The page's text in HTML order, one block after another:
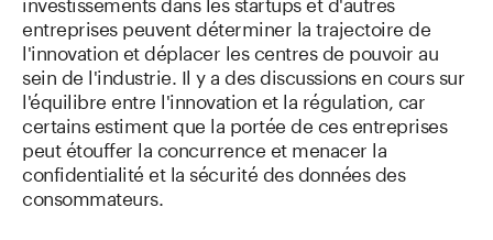
entreprises peuvent déterminer la trajectoire de
l'innovation et déplacer les centres de pouvoir au
sein de l'industrie. Il y a des discussions en cours sur
l'équilibre entre l'innovation et la régulation, car
certains estiment que la portée de ces entreprises
peut étouffer la concurrence et menacer la
confidentialité et la sécurité des données des
consommateurs.